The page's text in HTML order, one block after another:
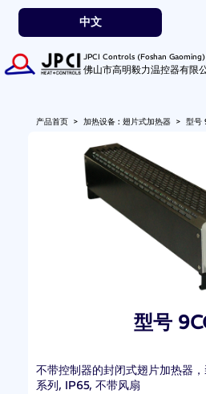
中文
JPCI Controls (Foshan
佛山市高明毅力温控器有限
产品首页> 加热设备 : 翅片式加热器> 型号
型号
不带控制器的封闭式翅片加热器
系列, IP65, 不带风扇